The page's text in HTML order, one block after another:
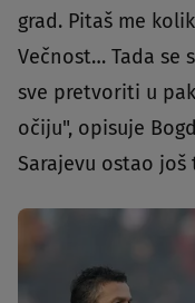
grad. Pitaš me
Večnost… Tada se
sve pretvoriti u
očiju", opisuje
Sarajevu ostao još